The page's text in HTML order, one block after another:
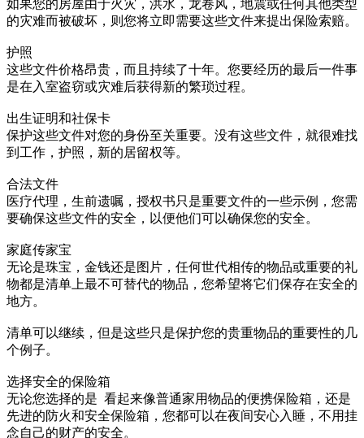
如果您的房屋由于火灾，洪水，龙卷风，地震或任何其他类型
的灾难而被破坏，则您将立即需要这些文件来提出保险索赔。
护照
这些文件价格昂贵，而且持续了十年。您要经历的最后一件事
是在入室盗窃或灾难后获得新的繁琐过程。
出生证明和社保卡
保护这些文件对您的身份至关重要。没有这些文件，就很难找
到工作，护照，新的居留权等。
合法文件
医疗代理，生前遗嘱，授权书只是重要文件的一些示例，您需
要确保这些文件的安全，以便他们可以确保您的安全。
家庭传家宝
无论是珠宝，金钱还是图片，任何世代相传的物品或重要的礼
物都是清单上最不可替代的物品，您希望将它们保存在安全的
地方。
清单可以继续，但是这些只是保护您的贵重物品的重要性的几
个例子。
选择安全的保险箱
无论您选择的是 看起来像普通家用物品的便携保险箱，还是
先进的防火和安全保险箱，您都可以在夜间安心入睡，不用挂
念自己的财产的安全。